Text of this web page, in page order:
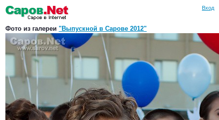
Вход
Фото из галереи "Выпускной в Сарове 2012"